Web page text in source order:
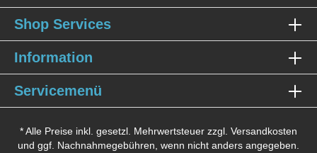
Shop Services
Information
Servicemenü
* Alle Preise inkl. gesetzl. Mehrwertsteuer zzgl. Versandkosten
und ggf. Nachnahmegebühren, wenn nicht anders angegeben.